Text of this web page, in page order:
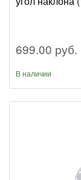
699.00 руб.
В наличии